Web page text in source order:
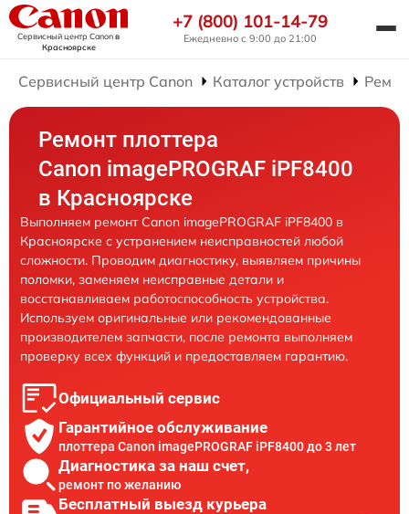
Сервисный центр Canonв
Красноярске
+7 (800) 101-14-79
Ежедневно с 9:00 до 21:00
Сервисный центр Canon Каталог устройств
Ремонт плоттера
Canon imagePROGRAF iPF8400
в Красноярске
Выполняем ремонт Canon imagePROGRAF iPF8400 в
Красноярске с устранением неисправностей любой
сложности. Проводим диагностику, выявляем причины
поломки, заменяем неисправные детали и
восстанавливаем работоспособность устройства.
Используем оригинальные или рекомендованные
производителем запчасти, после ремонта выполняем
проверку всех функций и предоставляем гарантию.
Официальный сервис
Гарантийное обслуживание
плоттера Canon imagePROGRAF iPF8400 до 3 лет
Диагностика за наш счет,
ремонт по желанию
Бесплатный выезд курьера